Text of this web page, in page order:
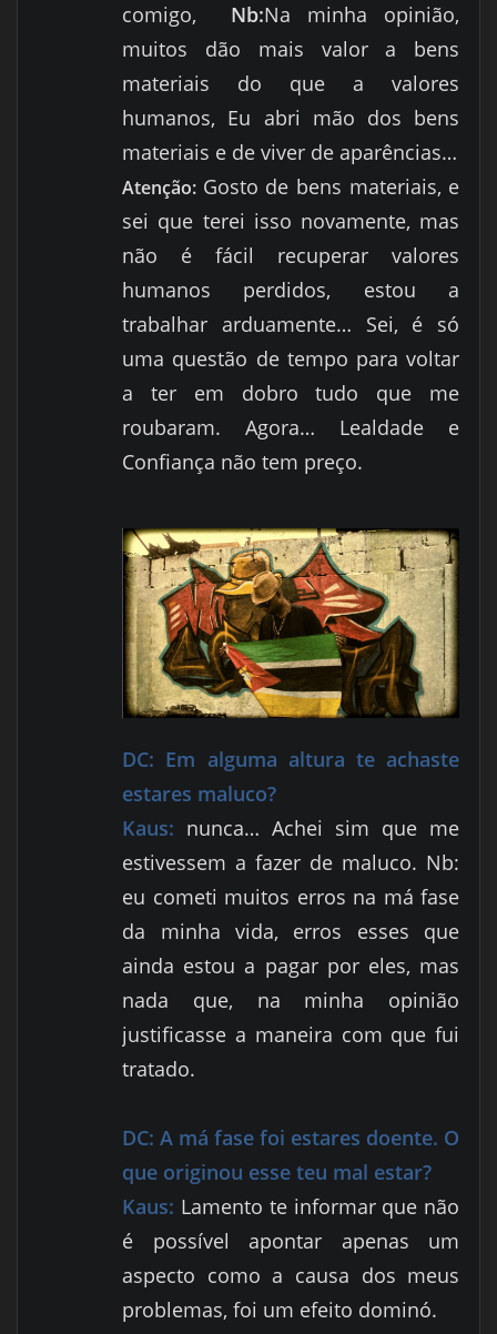
comigo,
Nb:Na minha opinião,
muitos dão mais valor a bens
materiais do que a valores
humanos, Eu abri mão dos bens
materiais e de viver de aparências…
Atenção: Gosto de bens materiais, e
sei que terei isso novamente, mas
não é fácil recuperar valores
humanos perdidos, estou a
trabalhar arduamente… Sei, é só
uma questão de tempo para voltar
a ter em dobro tudo que me
roubaram. Agora… Lealdade e
Confiança não tem preço.
DC: Em alguma altura te achaste
estares maluco?
Kaus: nunca… Achei sim que me
estivessem a fazer de maluco. Nb:
eu cometi muitos erros na má fase
da minha vida, erros esses que
ainda estou a pagar por eles, mas
nada que, na minha opinião
justificasse a maneira com que fui
tratado.
DC: A má fase foi estares doente. O
que originou esse teu mal estar?
Kaus: Lamento te informar que não
é possível apontar apenas um
aspecto como a causa dos meus
problemas, foi um efeito dominó.